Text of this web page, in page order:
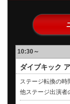
10:30～
ダイブキック
ステージ転換の時
他ステージ出演者